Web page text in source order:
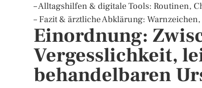
– Alltagshilfen & digitale Tools: Routinen,
– Fazit & ärztliche Abklärung:
Einordnung:
Vergesslichkeit,
behandelbaren